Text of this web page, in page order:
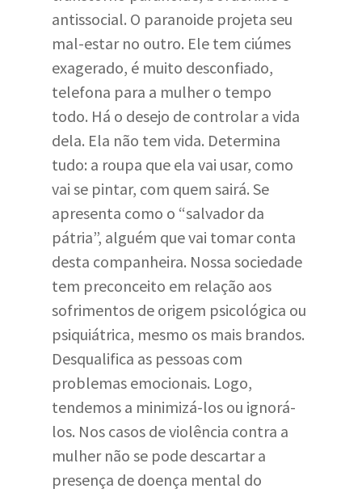
antissocial. O paranoide projeta seu
mal-estar no outro. Ele tem ciúmes
exagerado, é muito desconfiado,
telefona para a mulher o tempo
todo. Há o desejo de controlar a vida
dela. Ela não tem vida. Determina
tudo: a roupa que ela vai usar, como
vai se pintar, com quem sairá. Se
apresenta como o “salvador da
pátria”, alguém que vai tomar conta
desta companheira. Nossa sociedade
tem preconceito em relação aos
sofrimentos de origem psicológica ou
psiquiátrica, mesmo os mais brandos.
Desqualifica as pessoas com
problemas emocionais. Logo,
tendemos a minimizá-los ou ignorá-
los. Nos casos de violência contra a
mulher não se pode descartar a
presença de doença mental do